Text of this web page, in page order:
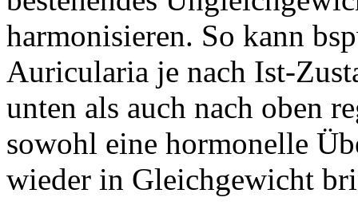
harmonisieren. So kann
Auricularia je nach Ist-
unten als auch nach oben
sowohl eine hormonelle
wieder in Gleichgewicht